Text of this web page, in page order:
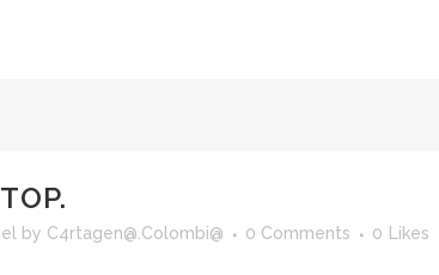
by C4rtagen@.Colombi@ 0 Comments 0 Likes